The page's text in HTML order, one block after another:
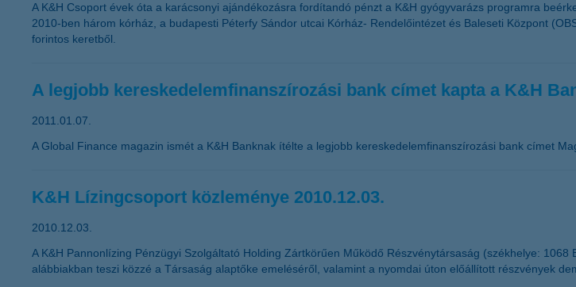
A K&H Csoport évek óta a karácsonyi ajándékozásra fordítandó pénzt a K&H gyógyvarázs programra
2010-ben három kórház, a budapesti Péterfy Sándor utcai Kórház- Rendelőintézet és Baleseti Központ
forintos keretből.
A legjobb kereskedelemfinanszírozási bank címet kapta a K&H
2011.01.07.
A Global Finance magazin ismét a K&H Banknak ítélte a legjobb kereskedelemfinanszírozási bank címet
K&H Lízingcsoport közleménye 2010.12.03.
2010.12.03.
A K&H Pannonlízing Pénzügyi Szolgáltató Holding Zártkörűen Működő Részvénytársaság (székhelye:
alábbiakban teszi közzé a Társaság alaptőke emeléséről, valamint a nyomdai úton előállított részvények